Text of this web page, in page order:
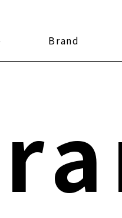
Brand